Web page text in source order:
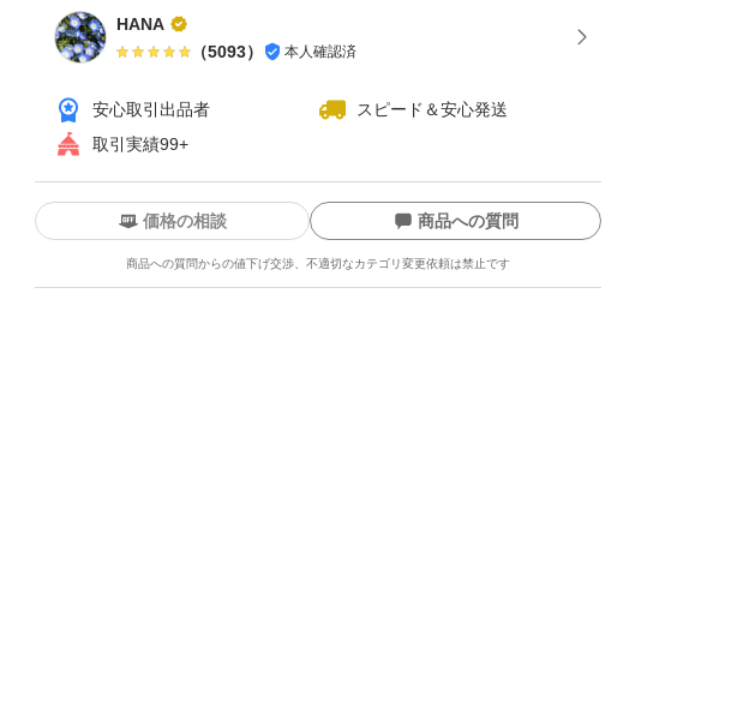
食べごたえあります。
☆宮内ハムのドライソーセージ サラミ
大容量500g(大袋)×2袋
賞味期限2026.09.24
(こちらは皮のところが少ない品、皮のところが無い品です。)
2袋で合計1000g
HANA
（5093） 本人確認済
安心取引出品者
スピード＆安心発送
取引実績99+
て
バッジを付与しています
安心・安全なユーザーです
価格の相談 商品への質問
商品への質問からの値下げ交渉、不適切なカテゴリ変更依頼は禁止です
します